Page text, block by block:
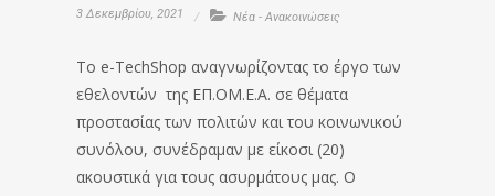
3 Δεκεμβρίου, 2021 Νέα - Ανακοινώσεις
Το e-TechShop αναγνωρίζοντας το έργο των
εθελοντών της ΕΠ.ΟΜ.Ε.Α. σε θέματα
προστασίας των πολιτών και του κοινωνικού
συνόλου, συνέδραμαν με είκοσι (20)
ακουστικά για τους ασυρμάτους μας. Ο